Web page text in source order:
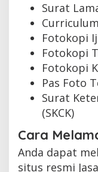
Surat
Fotokopi
Fotokopi
Fotokopi
Pas Foto
Surat
(SKCK)
Cara
Anda dapat
situs resmi